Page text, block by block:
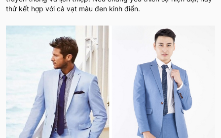
thử kết hợp với cà vạt màu đen kinh điển.